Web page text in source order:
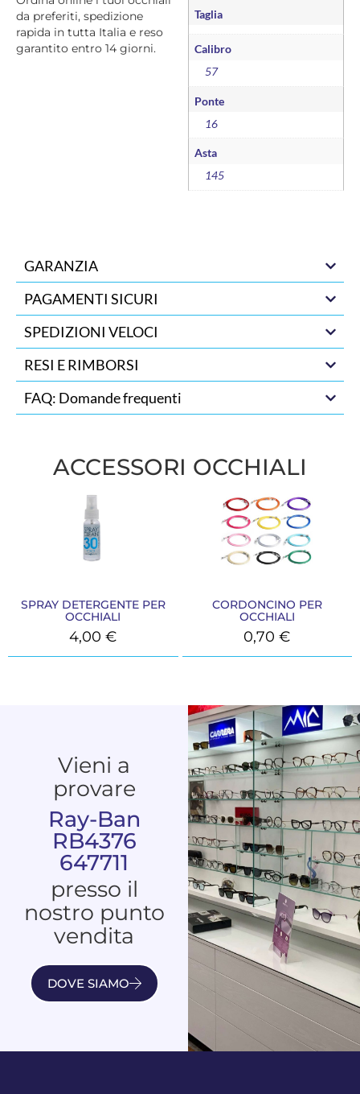
da preferiti, spedizione
rapida in tutta Italia e reso
garantito entro 14 giorni.
Taglia
Calibro
57
Ponte
16
Asta
145
GARANZIA
PAGAMENTI SICURI
SPEDIZIONI VELOCI
RESI E RIMBORSI
FAQ: Domande frequenti
ACCESSORI OCCHIALI
SPRAY DETERGENTE PER
OCCHIALI
4,00€
CORDONCINO PER
OCCHIALI
0,70€
Vieni a
provare
Ray-Ban
RB4376
647711
presso il
nostro punto
vendita
DOVE SIAMO